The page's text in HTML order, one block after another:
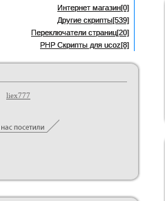
Интернет магазин[0]
Другие скрипты[539]
Переключатели страниц[20]
PHP Скрипты для ucoz[8]
liex777